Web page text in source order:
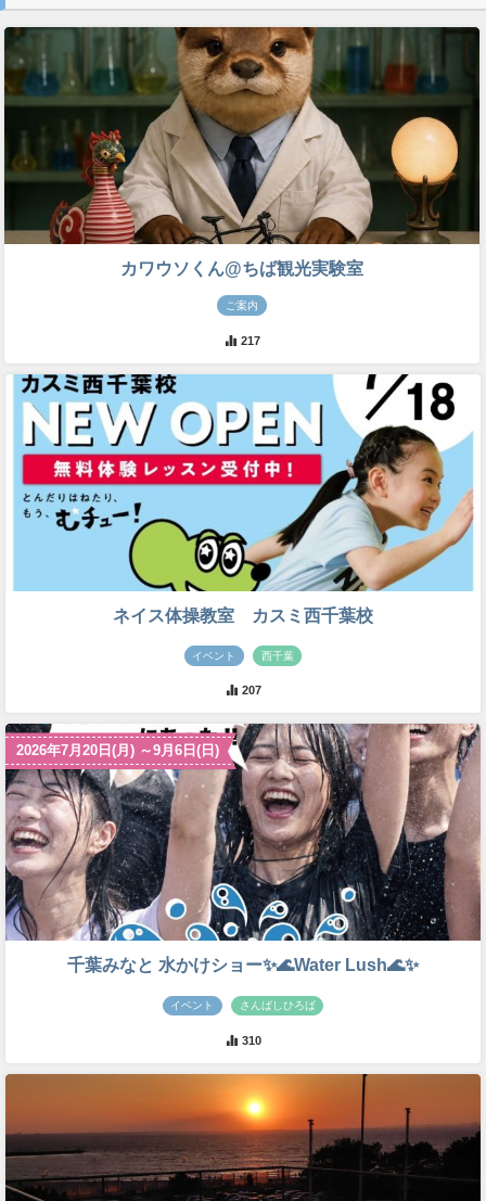
カワウソくん@ちば観光実験室
ご案内
217
ネイス体操教室 カスミ西千葉校
イベント 西千葉
207
2026年7月20日(月) ～9月6日(日)
千葉みなと 水かけショー✨🌊Water Lush🌊✨
イベント さんばしひろば
310